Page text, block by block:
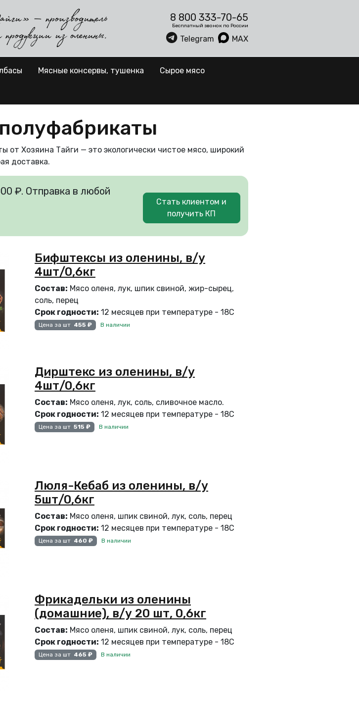
— производитель
продукции из оленины.
8 800 333-70-65
Бесплатный звонок по России
MAX
Telegram
Мясные консервы, тушенка Сырое мясо
от Хозяина Тайги — это экологически чистое мясо, широкий
доставка.
₽. Отправка в любой
Стать клиентом и
получить КП
Бифштексы из оленины, в/у
4шт/0,6кг
Состав: Мясо оленя, лук, шпик свиной, жир-сырец,
соль, перец
Срок годности: 12 месяцев при температуре - 18С
Цена за шт 455 ₽ В наличии
Дирштекс из оленины, в/у
4шт/0,6кг
Состав: Мясо оленя, лук, соль, сливочное масло.
Срок годности: 12 месяцев при температуре - 18С
Цена за шт 515 ₽ В наличии
Люля-Кебаб из оленины, в/у
5шт/0,6кг
Состав: Мясо оленя, шпик свиной, лук, соль, перец
Срок годности: 12 месяцев при температуре - 18С
Цена за шт 460 ₽ В наличии
Фрикадельки из оленины
(домашние), в/у 20 шт, 0,6кг
Состав: Мясо оленя, шпик свиной, лук, соль, перец
Срок годности: 12 месяцев при температуре - 18С
Цена за шт 465 ₽ В наличии